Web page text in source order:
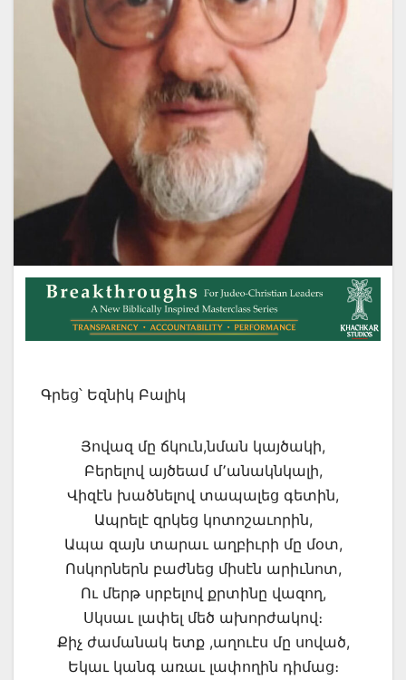
Գրեց՝ Եզնիկ Բալիկ
Յովազ մը ճկուն,նման կայծակի,
Բերելով այծեամ մ՚անակնկալի,
Վիզէն խածնելով տապալեց գետին,
Ապրելէ զրկեց կոտոշաւորին,
Ապա զայն տարաւ աղբիւրի մը մօտ,
Ոսկորներն բաժնեց միսէն արիւնոտ,
Ու մերթ սրբելով քրտինը վազող,
Սկսաւ լափել մեծ ախորժակով։
Քիչ ժամանակ ետք ,աղուէս մը սոված,
Եկաւ կանգ առաւ լափողին դիմաց։